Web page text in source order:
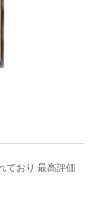
ており 最高評価